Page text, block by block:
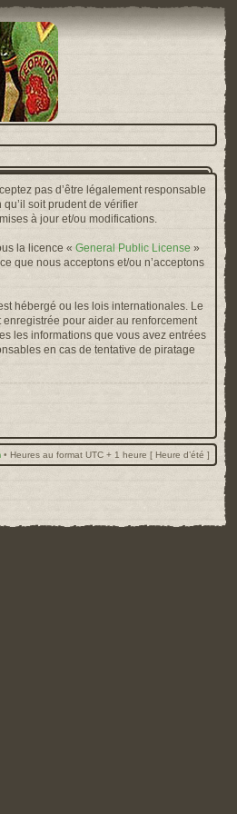
pas d’être légalement responsable
soit prudent de vérifier
à jour et/ou modifications.
la licence « General Public License »
que nous acceptons et/ou n’acceptons
hébergé ou les lois internationales. Le
pour aider au renforcement
les informations que vous avez entrées
en cas de tentative de piratage
• Heures au format UTC + 1 heure [ Heure d’été ]